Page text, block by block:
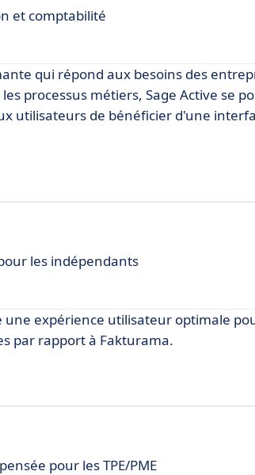
et comptabilité
qui répond aux besoins des
processus métiers, Sage Active se
utilisateurs de bénéficier d'une
les indépendants
expérience utilisateur optimale
par rapport à Fakturama.
pour les TPE/PME